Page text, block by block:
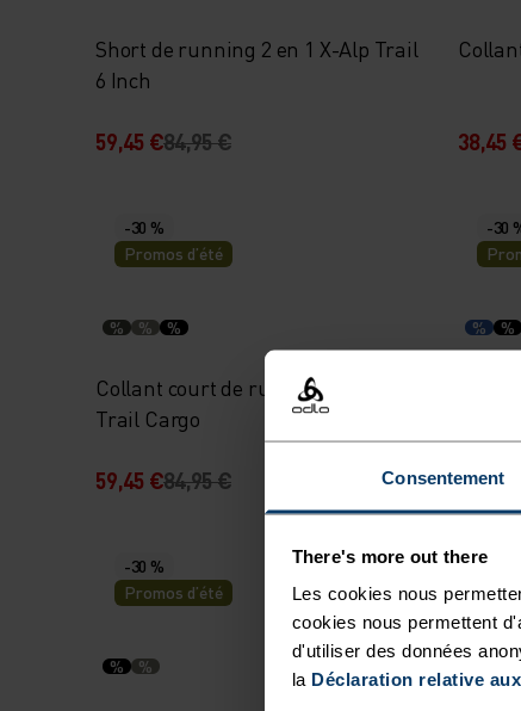
Consentement
There's more out there
Les cookies nous
cookies nous permettent
d'utiliser des données
la Déclaration relative
Short de running 2 en 1 X-Alp Trail
6 Inch
59,45 €84,95 € 38,45
-30 %
Promos d’été
% % %
Collant court de running X-Alp
Trail Cargo
59,45 €84,95 €
-30
% %
38,45 €
-30 %
Promos d’été
% %